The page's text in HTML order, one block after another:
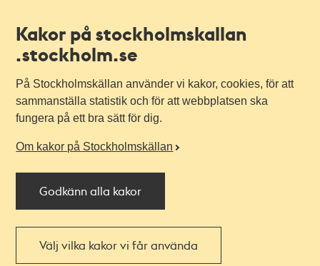
Kakor på stockholmskallan
.stockholm.se
På Stockholmskällan använder vi kakor, cookies, för att
sammanställa statistik och för att webbplatsen ska
fungera på ett bra sätt för dig.
Om kakor på Stockholmskällan
Godkänn alla kakor
Välj vilka kakor vi får använda